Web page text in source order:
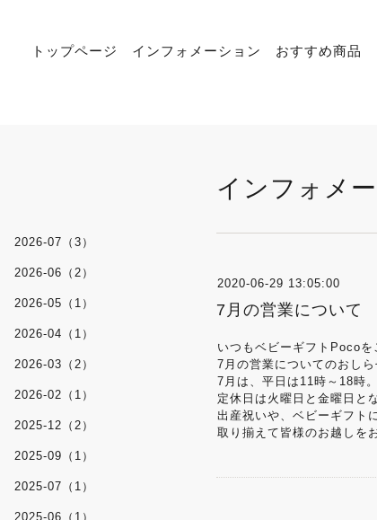
トップページ インフォメーション おすすめ商品
インフォメ
2020-06-29 13:05:00
7月の営業について
いつもベビーギフトPocoを
7月の営業についてのおしら
7月は、平日は11時～18時
定休日は火曜日と金曜日と
出産祝いや、ベビーギフト
取り揃えて皆様のお越しを
2026-07（3）
2026-06（2）
2026-05（1）
2026-04（1）
2026-03（2）
2026-02（1）
2025-12（2）
2025-09（1）
2025-07（1）
2025-06（1）